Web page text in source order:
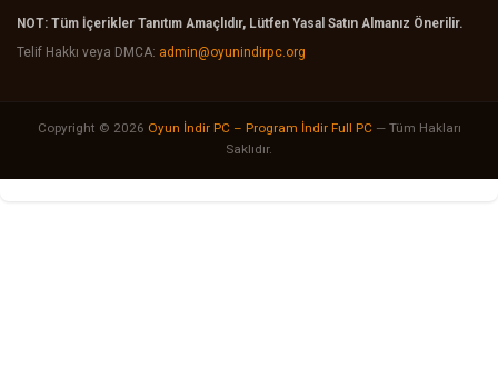
NOT: Tüm İçerikler Tanıtım Amaçlıdır, Lütfen Yasal Satın Almanız Önerilir.
Telif Hakkı veya DMCA: admin@oyunindirpc.org
Copyright © 2026 Oyun İndir PC – Program İndir Full PC — Tüm Hakları
Saklıdır.